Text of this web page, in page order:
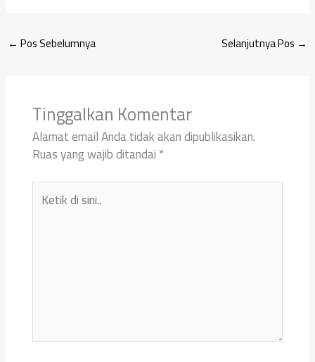
← Pos Sebelumnya Selanjutnya Pos →
Tinggalkan Komentar
Alamat email Anda tidak akan dipublikasikan.
Ruas yang wajib ditandai*
Ketik